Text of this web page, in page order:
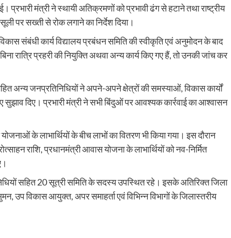
मंत्री ने स्थायी अतिक्रमणों को प्रभावी ढंग से हटाने तथा राष्ट्रीय
पर सख्ती से रोक लगाने का निर्देश दिया।
विकास संबंधी कार्य विद्यालय प्रबंधन समिति की स्वीकृति एवं अनुमोदन के बाद
रात्रि प्रहरी की नियुक्ति अथवा अन्य कार्य किए गए हैं, तो उनकी जांच कर
अन्य जनप्रतिनिधियों ने अपने-अपने क्षेत्रों की समस्याओं, विकास कार्यों
दिए। प्रभारी मंत्री ने सभी बिंदुओं पर आवश्यक कार्रवाई का आश्वासन
के लाभार्थियों के बीच लाभों का वितरण भी किया गया। इस दौरान
राशि, प्रधानमंत्री आवास योजना के लाभार्थियों को नव-निर्मित
सहित 20 सूत्री समिति के सदस्य उपस्थित रहे। इसके अतिरिक्त जिला
उप विकास आयुक्त, अपर समाहर्ता एवं विभिन्न विभागों के जिलास्तरीय